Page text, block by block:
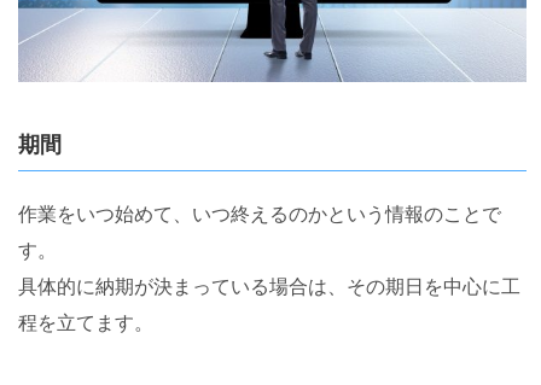
期間
作業をいつ始めて、いつ終えるのかという情報のことで
す。
具体的に納期が決まっている場合は、その期日を中心に工
程を立てます。